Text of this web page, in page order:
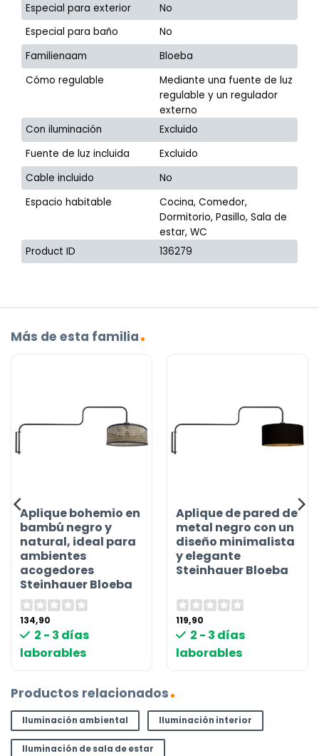
Especial para exterior
No
Especial para baño
No
Familienaam
Bloeba
Cómo regulable
Mediante una fuente de luz
regulable y un regulador
externo
Con iluminación
Excluido
Fuente de luz incluida
Excluido
Cable incluido
No
Espacio habitable
Cocina, Comedor,
Dormitorio, Pasillo, Sala de
estar, WC
Product ID
136279
Más de esta familia
Aplique bohemio en
bambú negro y
natural, ideal para
ambientes
acogedores
Steinhauer Bloeba
134,90
2 - 3 días
laborables
Aplique de pared de
metal negro con un
diseño minimalista
y elegante
Steinhauer Bloeba
119,90
2 - 3 días
laborables
Productos relacionados
Iluminación ambiental Iluminación interior
Iluminación de sala de estar